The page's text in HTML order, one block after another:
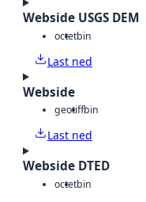
Webside USGS DEM
octetbin
Last ned
Webside
geotiffbin
Last ned
Webside DTED
octetbin